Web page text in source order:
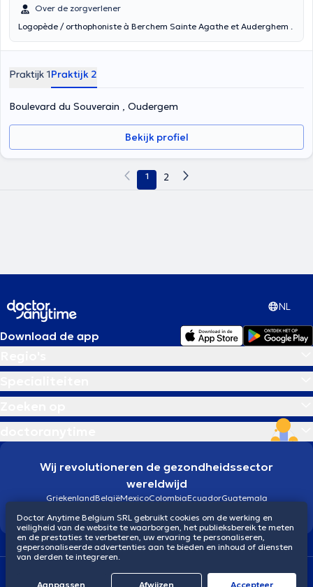
Over de zorgverlener
Logopède / orthophoniste à Berchem Sainte Agathe et Auderghem .
Praktijk 1Praktijk 2
Boulevard du Souverain , Oudergem
Bekijk profiel
1 2
NL
Download de app
Wij revolutioneren de gezondheidssector
wereldwijd
GriekenlandBelgiëMexicoColombiaEcuadorGuatemala
Algemene voorwaardenCookiesPrivacybeleid
© 2026 doctoranytime
Doctor Anytime Belgium SRL gebruikt cookies om de werking en
veiligheid van de website te waarborgen, het publieksbereik te meten
en de prestaties te verbeteren, uw ervaring te personaliseren,
gepersonaliseerde advertenties aan te bieden en inhoud of diensten
van derden te integreren.
Aanpassen Afwijzen Αccepteer